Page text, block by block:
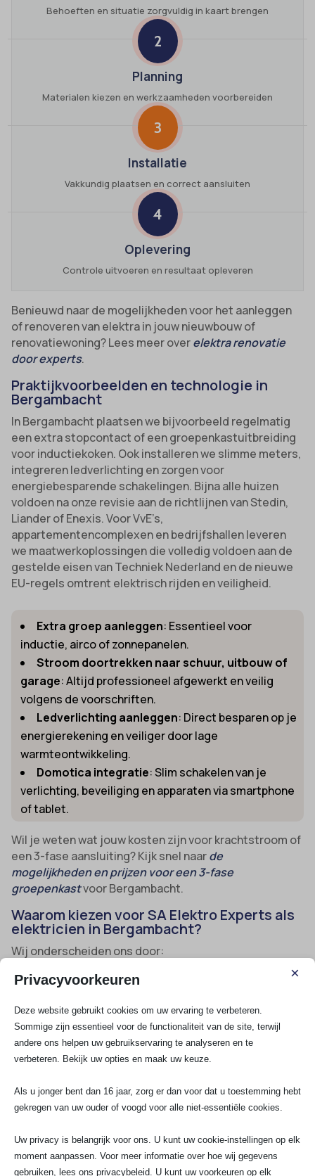
Behoeften en situatie zorgvuldig in kaart brengen
2
Planning
Materialen kiezen en werkzaamheden voorbereiden
3
Installatie
Vakkundig plaatsen en correct aansluiten
4
Oplevering
Controle uitvoeren en resultaat opleveren
Benieuwd naar de mogelijkheden voor het aanleggen
of renoveren van elektra in jouw nieuwbouw of
renovatiewoning? Lees meer overelektra renovatie
door experts.
Praktijkvoorbeelden en technologie in
Bergambacht
In Bergambacht plaatsen we bijvoorbeeld regelmatig
een extra stopcontact of een groepenkastuitbreiding
voor inductiekoken. Ook installeren we slimme meters,
integreren ledverlichting en zorgen voor
energiebesparende schakelingen. Bijna alle huizen
voldoen na onze revisie aan de richtlijnen van Stedin,
Liander of Enexis. Voor VvE’s,
appartementencomplexen en bedrijfshallen leveren
we maatwerkoplossingen die volledig voldoen aan de
gestelde eisen van Techniek Nederland en de nieuwe
EU-regels omtrent elektrisch rijden en veiligheid.
Extra groep aanleggen: Essentieel voor
inductie, airco of zonnepanelen.
Stroom doortrekken naar schuur, uitbouw of
garage: Altijd professioneel afgewerkt en veilig
volgens de voorschriften.
Ledverlichting aanleggen: Direct besparen op je
energierekening en veiliger door lage
warmteontwikkeling.
Domotica integratie: Slim schakelen van je
verlichting, beveiliging en apparaten via smartphone
of tablet.
Wil je weten wat jouw kosten zijn voor krachtstroom of
een 3-fase aansluiting? Kijk snel naarde
mogelijkheden en prijzen voor een 3-fase
groepenkastvoor Bergambacht.
Waarom kiezen voor SA Elektro Experts als
elektricien in Bergambacht?
Wij onderscheiden ons door:
stroomuitval.
Ervaring en specialistische kennis: Bovenop de
nieuwste ontwikkelingen en altijd up-to-date met
regelgeving in Bergambacht en regio
Krimpenerwaard.
Hoge waardering: 5 van de 5 sterren op Google
Duidelijkheid vooraf: Altijd een gratis advies en
offerte binnen 24 uur.
Privacyvoorkeuren ×
Deze website gebruikt cookies om uw ervaring te verbeteren.
Sommige zijn essentieel voor de functionaliteit van de site, terwijl
andere ons helpen uw gebruikservaring te analyseren en te
verbeteren. Bekijk uw opties en maak uw keuze.
Als u jonger bent dan 16 jaar, zorg er dan voor dat u toestemming hebt
gekregen van uw ouder of voogd voor alle niet-essentiële cookies.
Uw privacy is belangrijk voor ons. U kunt uw cookie-instellingen op elk
moment aanpassen. Voor meer informatie over hoe wij gegevens
gebruiken, lees ons privacybeleid. U kunt uw voorkeuren op elk